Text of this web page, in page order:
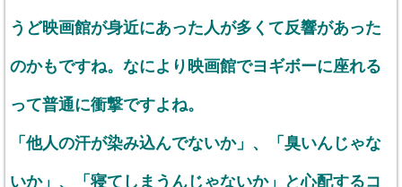
うど映画館が身近にあった人が多くて反響があった
のかもですね。なにより映画館でヨギボーに座れる
って普通に衝撃ですよね。
「他人の汗が染み込んでないか」、「臭いんじゃな
いか」、「寝てしまうんじゃないか」と心配するコ